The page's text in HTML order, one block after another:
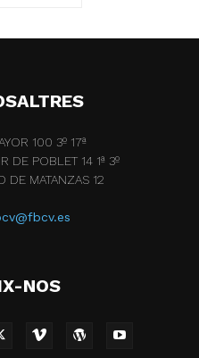
100 3º 17ª
DE POBLET 14 1ª 3º
DE MATANZAS 12
NOS